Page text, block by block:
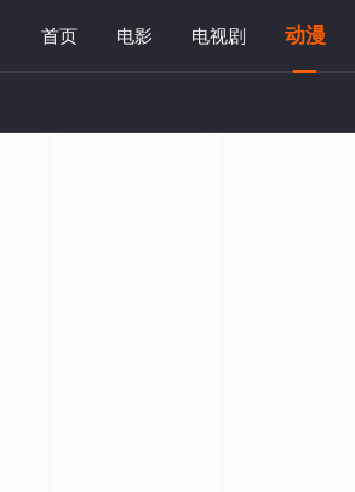
首页 电影 电视剧 动漫